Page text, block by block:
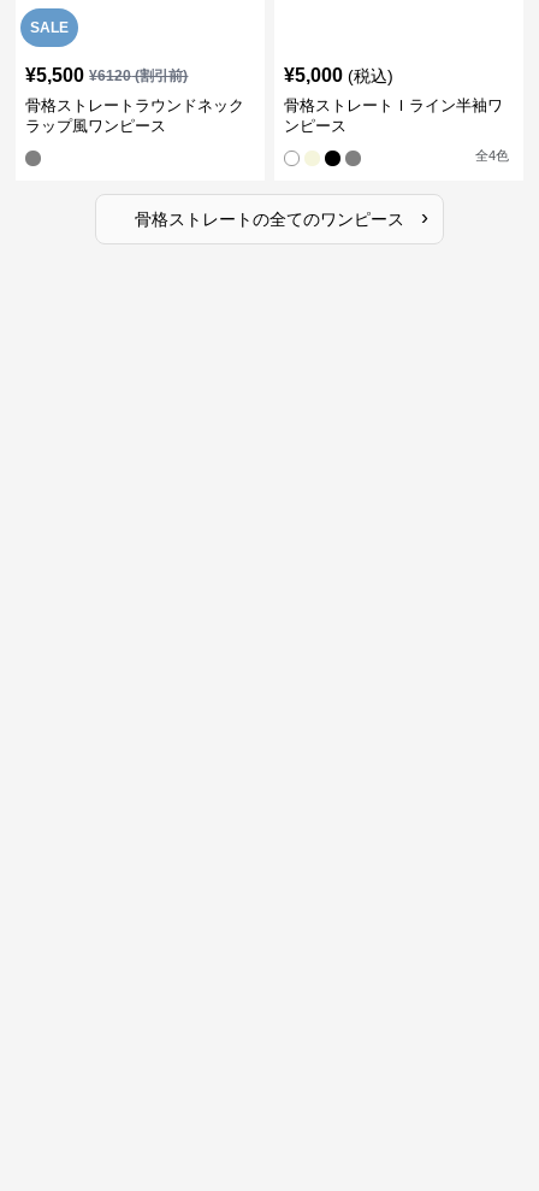
SALE
¥5,500 ¥6120(割引前)
骨格ストレートラウンドネック
ラップ風ワンピース
¥5,000 (税込)
骨格ストレートＩライン半袖ワ
ンピース
全4色
骨格ストレートの全てのワンピース ›